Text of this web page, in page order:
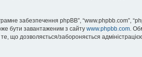
забезпечення phpBB”, “www.phpbb.com”,
бути завантаженим з сайту www.phpbb.com .
що дозволяється/забороняється